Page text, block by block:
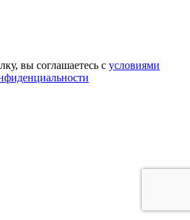
вы соглашаетесь с условиями